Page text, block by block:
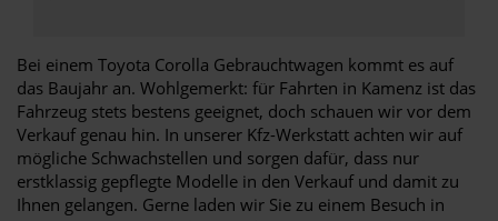
Bei einem Toyota Corolla Gebrauchtwagen kommt es auf
das Baujahr an. Wohlgemerkt: für Fahrten in Kamenz ist das
Fahrzeug stets bestens geeignet, doch schauen wir vor dem
Verkauf genau hin. In unserer Kfz-Werkstatt achten wir auf
mögliche Schwachstellen und sorgen dafür, dass nur
erstklassig gepflegte Modelle in den Verkauf und damit zu
Ihnen gelangen. Gerne laden wir Sie zu einem Besuch in